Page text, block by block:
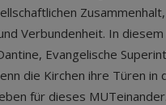
Verbundenheit. In
Evangelische
die Kirchen ihre Türen in
für dieses